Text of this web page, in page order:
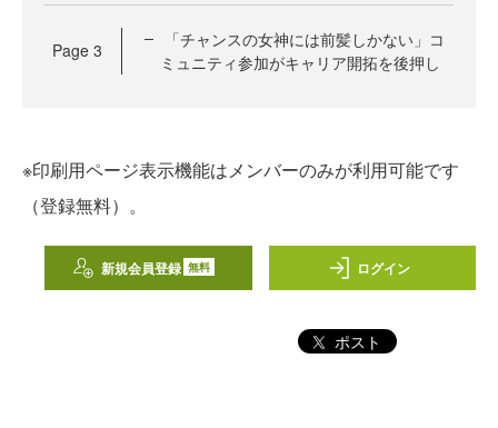
Page 3
「チャンスの女神には前髪しかない」コ
ミュニティ参加がキャリア開拓を後押し
※印刷用ページ表示機能はメンバーのみが利用可能です
（登録無料）。
新規会員登録 無料 ログイン
ポスト